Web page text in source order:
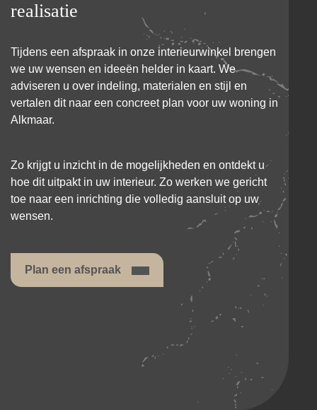
realisatie
Tijdens een afspraak in onze interieurwinkel brengen
we uw wensen en ideeën helder in kaart. We
adviseren u over indeling, materialen en stijl en
vertalen dit naar een concreet plan voor uw woning in
Alkmaar.
Zo krijgt u inzicht in de mogelijkheden en ontdekt u
hoe dit uitpakt in uw interieur. Zo werken we gericht
toe naar een inrichting die volledig aansluit op uw
wensen.
Plan een afspraak